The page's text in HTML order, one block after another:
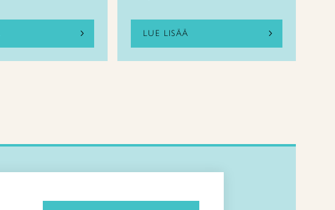
LUE LISÄÄ
Kirjaudu Taitocampukseen